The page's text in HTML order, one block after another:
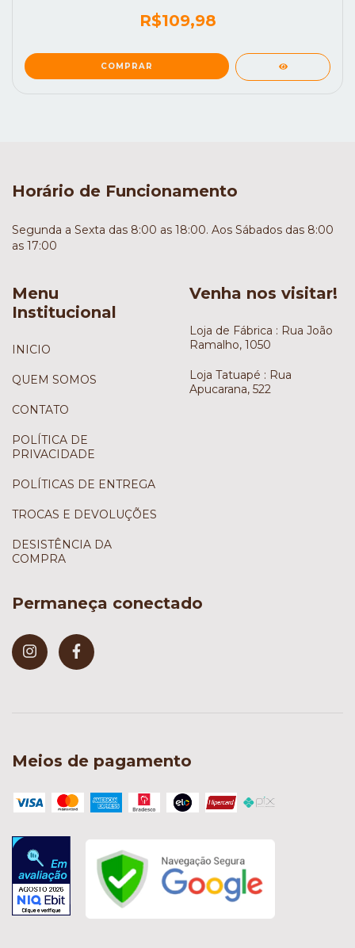
R$109,98
COMPRAR
Horário de Funcionamento
Segunda a Sexta das 8:00 as 18:00. Aos Sábados das 8:00
as 17:00
Menu
Institucional
INICIO
QUEM SOMOS
CONTATO
POLÍTICA DE
PRIVACIDADE
POLÍTICAS DE ENTREGA
TROCAS E DEVOLUÇÕES
DESISTÊNCIA DA
COMPRA
Venha nos visitar!
Loja de Fábrica : Rua João
Ramalho, 1050
Loja Tatuapé : Rua
Apucarana, 522
Permaneça conectado
Meios de pagamento